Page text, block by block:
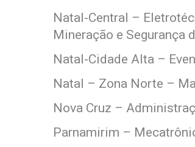
Natal-Central –
Mineração e Segurança
Natal-Cidade Alta –
Natal – Zona Norte –
Nova Cruz –
Parnamirim –